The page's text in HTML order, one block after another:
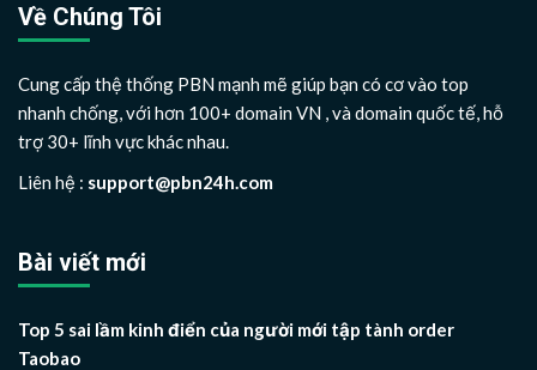
Về Chúng Tôi
Cung cấp thệ thống PBN mạnh mẽ giúp bạn có cơ vào top
nhanh chống, với hơn 100+ domain VN , và domain quốc tế, hỗ
trợ 30+ lĩnh vực khác nhau.
Liên hệ : support@pbn24h.com
Bài viết mới
Top 5 sai lầm kinh điển của người mới tập tành order
Taobao